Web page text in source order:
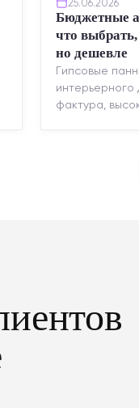
25.06.2026
Бюджетные
что
но дешевле
Гипсовые
интерьерного
фактура,